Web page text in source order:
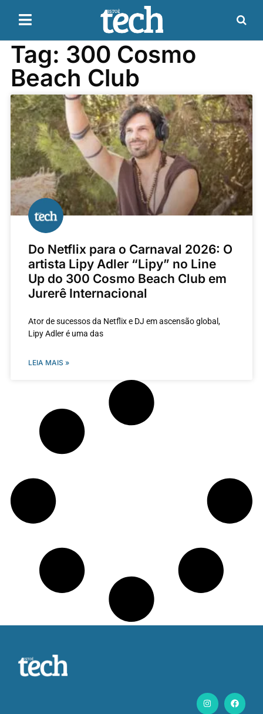
Tag: 300 Cosmo
Beach Club
Do Netflix para o Carnaval 2026: O
artista Lipy Adler “Lipy” no Line
Up do 300 Cosmo Beach Club em
Jurerê Internacional
Ator de sucessos da Netflix e DJ em ascensão global,
Lipy Adler é uma das
LEIA MAIS »